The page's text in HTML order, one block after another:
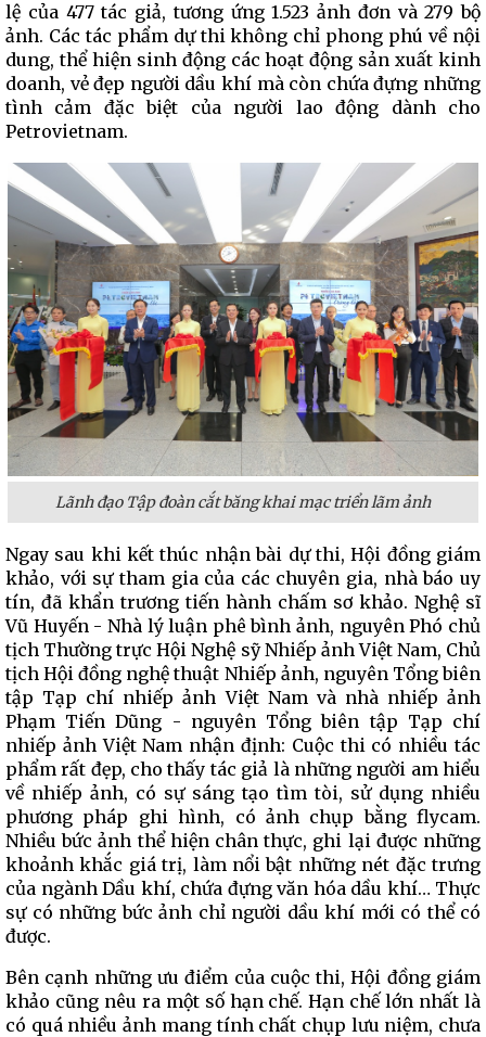
lệ của 477 tác giả, tương ứng 1.523 ảnh đơn và 279 bộ
ảnh. Các tác phẩm dự thi không chỉ phong phú về nội
dung, thể hiện sinh động các hoạt động sản xuất kinh
doanh, vẻ đẹp người dầu khí mà còn chứa đựng những
tình cảm đặc biệt của người lao động dành cho
Petrovietnam.
Lãnh đạo Tập đoàn cắt băng khai mạc triển lãm ảnh
Ngay sau khi kết thúc nhận bài dự thi, Hội đồng giám
khảo, với sự tham gia của các chuyên gia, nhà báo uy
tín, đã khẩn trương tiến hành chấm sơ khảo. Nghệ sĩ
Vũ Huyến - Nhà lý luận phê bình ảnh, nguyên Phó chủ
tịch Thường trực Hội Nghệ sỹ Nhiếp ảnh Việt Nam, Chủ
tịch Hội đồng nghệ thuật Nhiếp ảnh, nguyên Tổng biên
tập Tạp chí nhiếp ảnh Việt Nam và nhà nhiếp ảnh
Phạm Tiến Dũng - nguyên Tổng biên tập Tạp chí
nhiếp ảnh Việt Nam nhận định: Cuộc thi có nhiều tác
phẩm rất đẹp, cho thấy tác giả là những người am hiểu
về nhiếp ảnh, có sự sáng tạo tìm tòi, sử dụng nhiều
phương pháp ghi hình, có ảnh chụp bằng flycam.
Nhiều bức ảnh thể hiện chân thực, ghi lại được những
khoảnh khắc giá trị, làm nổi bật những nét đặc trưng
của ngành Dầu khí, chứa đựng văn hóa dầu khí… Thực
sự có những bức ảnh chỉ người dầu khí mới có thể có
được.
Bên cạnh những ưu điểm của cuộc thi, Hội đồng giám
khảo cũng nêu ra một số hạn chế. Hạn chế lớn nhất là
có quá nhiều ảnh mang tính chất chụp lưu niệm, chưa